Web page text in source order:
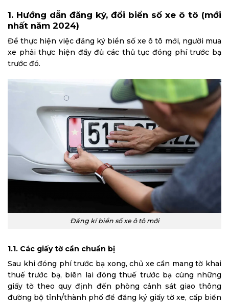
1. Hướng dẫn đăng ký, đổi biển số xe ô tô (mới
nhất năm 2024)
Để thực hiện việc đăng ký biển số xe ô tô mới, người mua
xe phải thực hiện đầy đủ các thủ tục đóng phí trước bạ
trước đó.
Đăng kí biển số xe ô tô mới
1.1. Các giấy tờ cần chuẩn bị
Sau khi đóng phí trước bạ xong, chủ xe cần mang tờ khai
thuế trước bạ, biên lai đóng thuế trước bạ cùng những
giấy tờ theo quy định đến phòng cảnh sát giao thông
đường bộ tỉnh/thành phố để đăng ký giấy tờ xe, cấp biển